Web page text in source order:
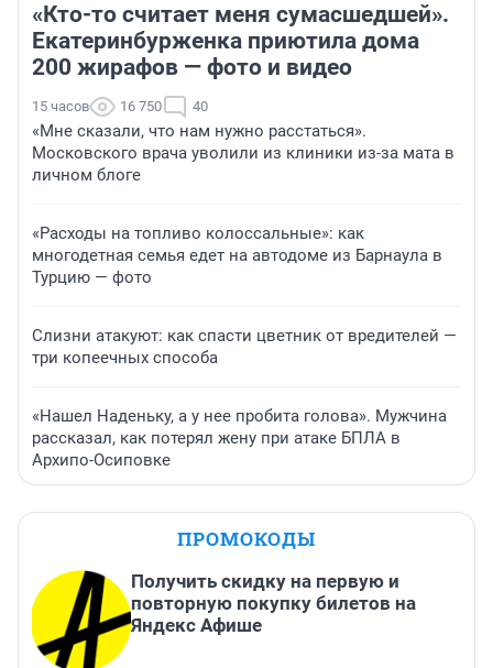
«Кто-то считает меня сумасшедшей».
Екатеринбурженка приютила дома
200 жирафов — фото и видео
15 часов 16 750 40
«Мне сказали, что нам нужно расстаться».
Московского врача уволили из клиники из-за мата в
личном блоге
«Расходы на топливо колоссальные»: как
многодетная семья едет на автодоме из Барнаула в
Турцию — фото
Слизни атакуют: как спасти цветник от вредителей —
три копеечных способа
«Нашел Наденьку, а у нее пробита голова». Мужчина
рассказал, как потерял жену при атаке БПЛА в
Архипо-Осиповке
ПРОМОКОДЫ
Получить скидку на первую и
повторную покупку билетов на
Яндекс Афише